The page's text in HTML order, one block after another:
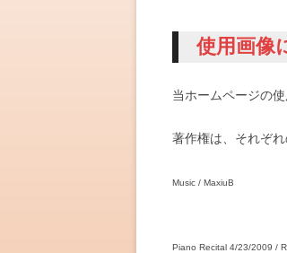
使用画像
当ホームページの
著作権は、それぞ
Music / MaxiuB
Piano Recital 4/23/2009 /